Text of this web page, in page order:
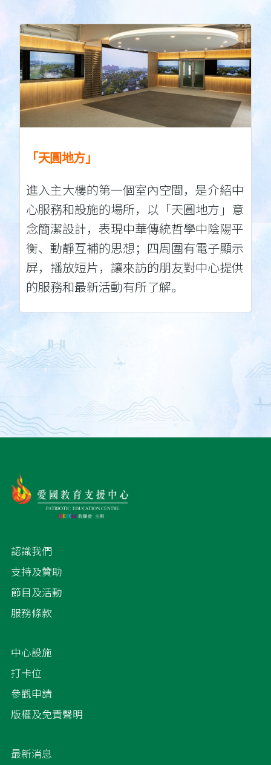
「天圓地方」
進入主大樓的第一個室內空間，是介紹中
心服務和設施的場所，以「天圓地方」意
念簡潔設計，表現中華傳統哲學中陰陽平
衡、動靜互補的思想；四周圍有電子顯示
屏，播放短片，讓來訪的朋友對中心提供
的服務和最新活動有所了解。
認識我們
支持及贊助
節目及活動
服務條款
中心設施
打卡位
參觀申請
版權及免責聲明
最新消息